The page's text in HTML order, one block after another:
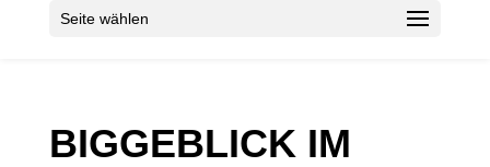
Seite wählen
BIGGEBLICK IM